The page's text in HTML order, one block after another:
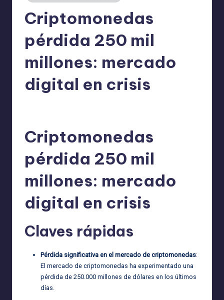
Criptomonedas
pérdida 250 mil
millones: mercado
digital en crisis
Criptomonedas
pérdida 250 mil
millones: mercado
digital en crisis
Claves rápidas
Pérdida significativa en el mercado de criptomonedas:
El mercado de criptomonedas ha experimentado una
pérdida de 250.000 millones de dólares en los últimos
días.